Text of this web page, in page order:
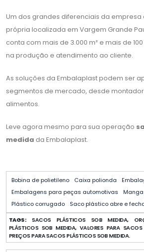
Um dos grandes diferenciais da
própria localizada em Vargem Grande
conta com mais de 3.000 m² e mais de
na produção e atendimento ao cliente.
As soluções da Embalaplast podem ser
segmentos de mercado, desde
alimentos.
Leve agora mesmo para sua operação
medida da Embalaplast.
Bobina de polietileno Caixa polionda
Embalagens para peças automotivas
Plástico corrugado
Saco plástico abre e
TAGS: SACOS PLÁSTICOS SOB MEDIDA,
PLÁSTICOS SOB MEDIDA, VALORES PARA
PREÇOS PARA SACOS PLÁSTICOS SOB MEDIDA.